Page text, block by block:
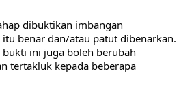
dibuktikan imbangan
benar dan/atau patut dibenarkan.
bukti ini juga boleh berubah
tertakluk kepada beberapa